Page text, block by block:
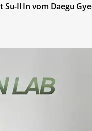
Il In vom Daegu